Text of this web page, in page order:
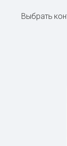
Выбрать